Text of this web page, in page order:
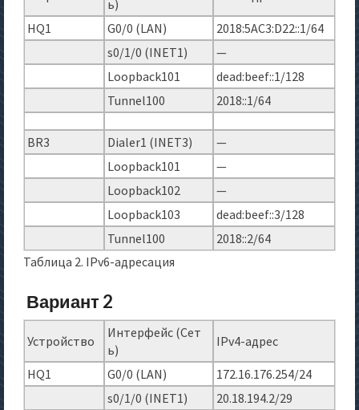
ь)
HQ1 G0/0 (LAN)
2018:5AC3:D22::1/64
s0/1/0 (INET1)
—
Loopback101
dead:beef::1/128
Tunnel100
2018::1/64
BR3 Dialer1 (INET3)
—
Loopback101
—
Loopback102
—
Loopback103
dead:beef::3/128
Tunnel100
2018::2/64
Таблица 2. IPv6-адресация
Вариант 2
Устройство
Интерфейс (Сет
ь)
IPv4-адрес
HQ1 G0/0 (LAN)
172.16.176.254/24
s0/1/0 (INET1)
20.18.194.2/29